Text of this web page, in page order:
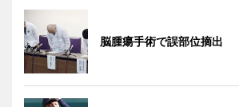
脳腫瘍手術で誤部位摘出